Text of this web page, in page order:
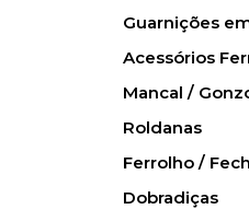
Guarnições
Acessórios
Mancal /
Roldanas
Ferrolho /
Dobradiças